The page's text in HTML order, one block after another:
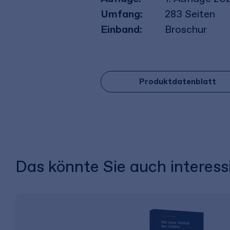
Umfang:
283 Seiten
Einband:
Broschur
Produktdatenblatt
Das könnte Sie auch